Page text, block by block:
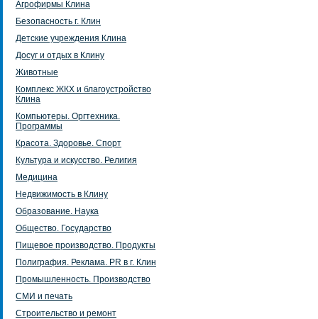
Агрофирмы Клина
Безопасность г. Клин
Детские учреждения Клина
Досуг и отдых в Клину
Животные
Комплекс ЖКХ и благоустройство
Клина
Компьютеры. Оргтехника.
Программы
Красота. Здоровье. Спорт
Культура и искусство. Религия
Медицина
Недвижимость в Клину
Образование. Наука
Общество. Государство
Пищевое производство. Продукты
Полиграфия. Реклама. PR в г. Клин
Промышленность. Производство
СМИ и печать
Строительство и ремонт